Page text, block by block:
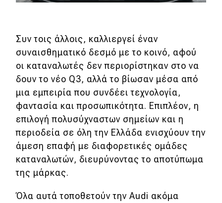
Συν τοις άλλοις, καλλιεργεί έναν
συναισθηματικό δεσμό με το κοινό, αφού
οι καταναλωτές δεν περιορίστηκαν στο να
δουν το νέο Q3, αλλά το βίωσαν μέσα από
μια εμπειρία που συνδέει τεχνολογία,
φαντασία και προσωπικότητα. Επιπλέον, η
επιλογή πολυσύχναστων σημείων και η
περιοδεία σε όλη την Ελλάδα ενισχύουν την
άμεση επαφή με διαφορετικές ομάδες
καταναλωτών, διευρύνοντας το αποτύπωμα
της μάρκας.
Όλα αυτά τοποθετούν την Audi ακόμα